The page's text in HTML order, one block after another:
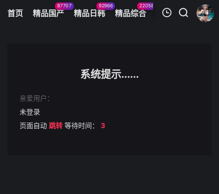
首页 精品国产
87707
精品日韩
92966
精品综合
22058
火辣美图 今日
清空
系统提示......
亲爱用户：
未登录
页面自动 跳转 等待时间： 3